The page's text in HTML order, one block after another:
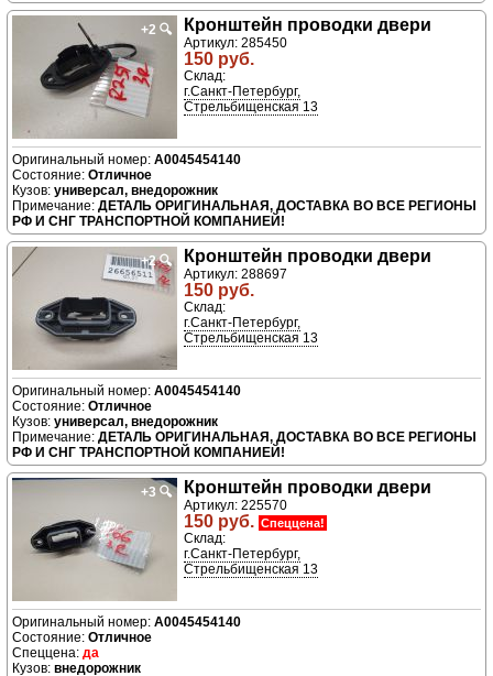
+2 🔍 Кронштейн проводки двери
Артикул: 285450
150 руб.
Склад:
г.Санкт-Петербург,
Стрельбищенская 13
A0045454140
Отличное
универсал, внедорожник
ДЕТАЛЬ ОРИГИНАЛЬНАЯ, ДОСТАВКА ВО ВСЕ РЕГИОНЫ
РФ И СНГ ТРАНСПОРТНОЙ КОМПАНИЕЙ!
+2🔍 Кронштейн проводки двери
Артикул: 288697
150 руб.
Склад:
г.Санкт-Петербург,
Стрельбищенская 13
A0045454140
Отличное
универсал, внедорожник
ДЕТАЛЬ ОРИГИНАЛЬНАЯ, ДОСТАВКА ВО ВСЕ РЕГИОНЫ
РФ И СНГ ТРАНСПОРТНОЙ КОМПАНИЕЙ!
+3 🔍 Кронштейн проводки двери
Артикул: 225570
150 руб. Спеццена!
Склад:
г.Санкт-Петербург,
Стрельбищенская 13
A0045454140
Отличное
да
внедорожник